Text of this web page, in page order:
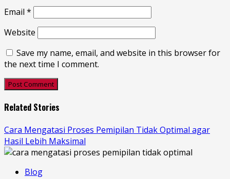
Email *
Website
Save my name, email, and website in this browser for
the next time I comment.
Related Stories
Cara Mengatasi Proses Pemipilan Tidak Optimal agar
Hasil Lebih Maksimal
Blog